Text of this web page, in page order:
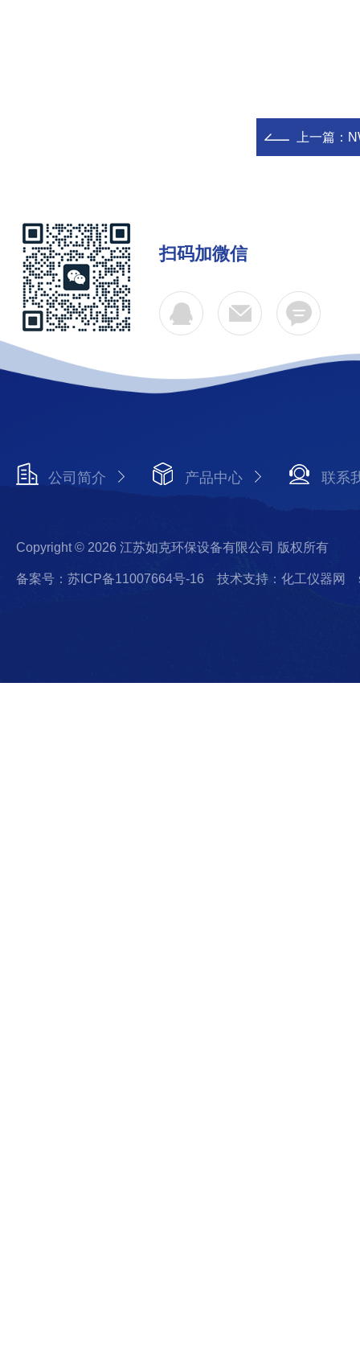
上一篇：
扫码加微信
公司简介 产品中心 联系
Copyright © 2026 江苏如克环保设备有限公司 版权所有
备案号：苏ICP备11007664号-16 技术支持：化工仪器网